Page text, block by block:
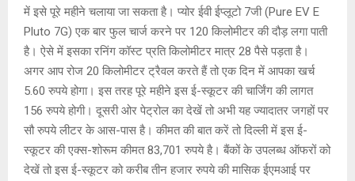
में इसे पूरे महीने चलाया जा सकता है। प्योर ईवी ईप्लूटो 7जी (Pure EV E
Pluto 7G) एक बार फुल चार्ज करने पर 120 किलोमीटर की दौड़ लगा पाती
है। ऐसे में इसका रनिंग कॉस्ट प्रति किलोमीटर मात्र 28 पैसे पड़ता है।
अगर आप रोज 20 किलोमीटर ट्रैवल करते हैं तो एक दिन में आपका खर्च
5.60 रुपये होगा। इस तरह पूरे महीने इस ई-स्कूटर की चार्जिंग की लागत
156 रुपये होगी। दूसरी ओर पेट्रोल का देखें तो अभी यह ज्यादातर जगहों पर
सौ रुपये लीटर के आस-पास है। कीमत की बात करें तो दिल्ली में इस ई-
स्कूटर की एक्स-शोरूम कीमत 83,701 रुपये है। बैंकों के उपलब्ध ऑफरों को
देखें तो इस ई-स्कूटर को करीब तीन हजार रुपये की मासिक ईएमआई पर